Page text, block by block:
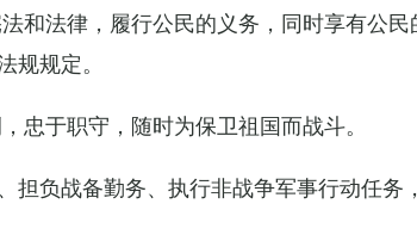
和法律，履行公民的义务，同时享有公
规定。
忠于职守，随时为保卫祖国而战斗。
负战备勤务、执行非战争军事行动任务